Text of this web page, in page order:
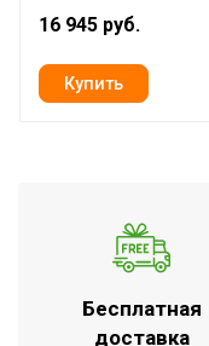
Тип блока
Глубина внутр.
Индикация
воздуха (вблизи
Индикация
16 945 руб.
Бесплатная
доставка